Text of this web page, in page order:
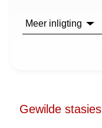
Meer inligting
Gewilde stasies